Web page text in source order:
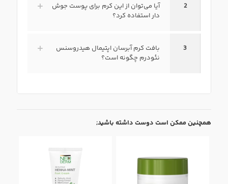
2
آیا می‌توان از این کرم برای پوست جوش
دار استفاده کرد؟
3
بافت کرم آبرسان اپتیمال هیدروسنس
نئودرم چگونه است؟
همچنین ممکن است دوست داشته باشید;